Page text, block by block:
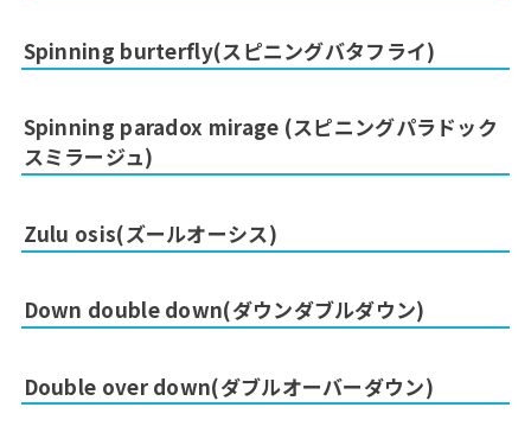
Spinning burterfly(スピニングバタフライ)
Spinning paradox mirage (スピニングパラドック
スミラージュ)
Zulu osis(ズールオーシス)
Down double down(ダウンダブルダウン)
Double over down(ダブルオーバーダウン)